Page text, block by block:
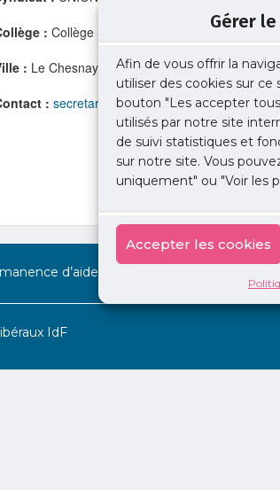
Gérer
Afin de vous offrir la
utiliser des cookies sur
bouton "Les accepter
utilisés par notre site
de suivi statistiques et
sur notre site. Vous
uniquement" ou "Voir les
Accepter les cookies
: Collège Spécialités
: Le Chesnay (78)
: secretariat@urps-med-idf.org
d’aide à l’installation
IdF